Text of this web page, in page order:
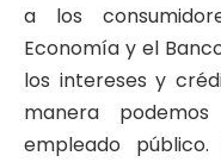
a los
Economía y el
los intereses y
manera
empleado